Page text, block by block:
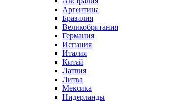
Аргентина
Бразилия
Великобритания
Германия
Испания
Италия
Китай
Латвия
Литва
Мексика
Нидерланды